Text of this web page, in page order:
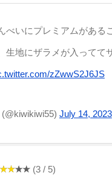
べいにプレミアムがある
生地にザラメが入ってて
zZwwS2J6JS
July 14, 2023
(3 / 5)